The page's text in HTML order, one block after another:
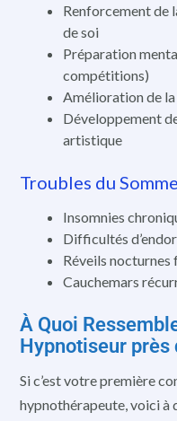
Renforcement de
de soi
Préparation
compétitions)
Amélioration de
Développement
artistique
Troubles du
Insomnies
Difficultés
Réveils nocturnes
Cauchemars
À Quoi
Hypnotiseur près
Si c’est votre première
hypnothérapeute, voici à